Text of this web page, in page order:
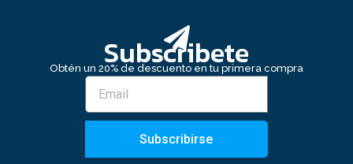
Subscribete
Obtén un 20% de descuento en tu primera compra
Subscribirse